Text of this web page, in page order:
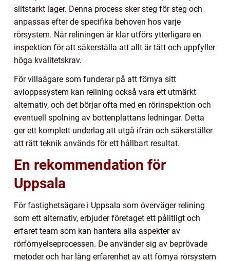
slitstarkt lager. Denna process sker steg för steg och
anpassas efter de specifika behoven hos varje
rörsystem. När reliningen är klar utförs ytterligare en
inspektion för att säkerställa att allt är tätt och uppfyller
höga kvalitetskrav.
För villaägare som funderar på att förnya sitt
avloppssystem kan relining också vara ett utmärkt
alternativ, och det börjar ofta med en rörinspektion och
eventuell spolning av bottenplattans ledningar. Detta
ger ett komplett underlag att utgå ifrån och säkerställer
att rätt teknik används för ett hållbart resultat.
En rekommendation för
Uppsala
För fastighetsägare i Uppsala som överväger relining
som ett alternativ, erbjuder företaget ett pålitligt och
erfaret team som kan hantera alla aspekter av
rörförnyelseprocessen. De använder sig av beprövade
metoder och har lång erfarenhet av att förnya rörsystem